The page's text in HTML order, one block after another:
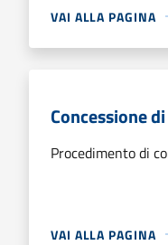
VAI ALLA PAGINA
Concessione
Procedimento di
VAI ALLA PAGINA